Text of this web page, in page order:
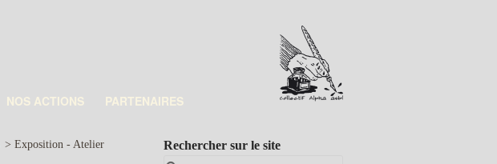
NOS ACTIONS
PARTENAIRES
> Exposition - Atelier
Rechercher sur le site